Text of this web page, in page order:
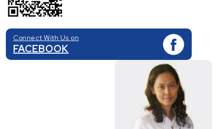
Connect With Us on
FACEBOOK